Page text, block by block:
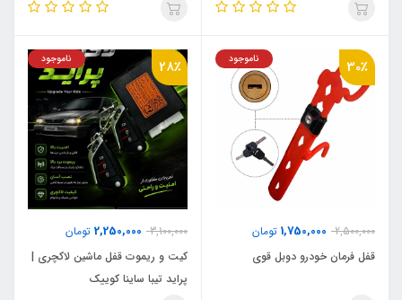
30٪
2,500,000
1,750,000 تومان
ناموجود
قفل فرمان خودرو دوبل قوی
28٪
3,100,000
2,250,000 تومان
ناموجود
کیت و ریموت قفل ماشین لاکچری |
پراید تیبا ساینا کوییک